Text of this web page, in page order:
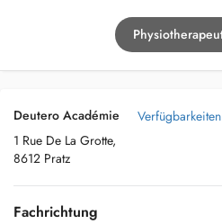
Deutero Académie
1 Rue De La Grotte,
8612 Pratz
Fachrichtung